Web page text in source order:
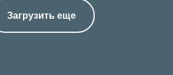
Загрузить еще